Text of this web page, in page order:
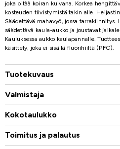
joka pitää koiran kuivana. Korkea
kosteuden tiivistymistä takin alle.
Säädettävä mahavyö, jossa tarrakiinnitys.
säädettävä kaula-aukko ja joustavat
Kauluksessa aukko kaulapannalle.
käsittely, joka ei sisällä fluorihiiltä (PFC).
Tuotekuvaus
Valmistaja
Kokotaulukko
Toimitus ja palautus